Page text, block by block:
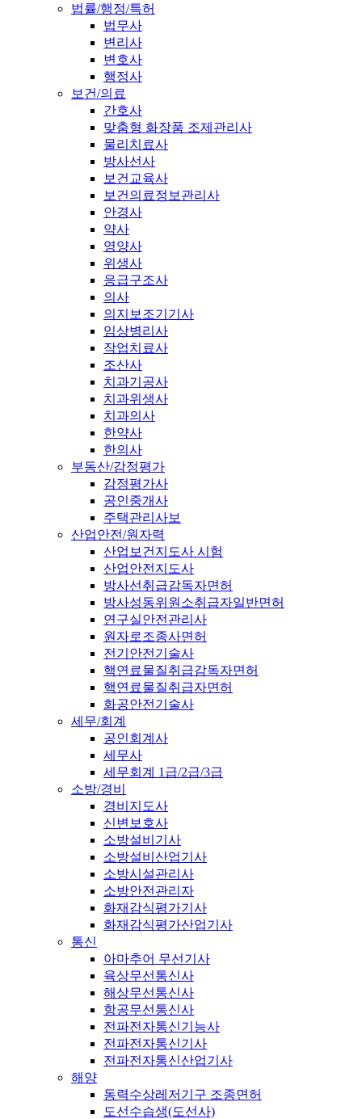
법률/행정/특허
법무사
변리사
변호사
행정사
보건/의료
간호사
맞춤형 화장품 조제관리사
물리치료사
방사선사
보건교육사
보건의료정보관리사
안경사
약사
영양사
위생사
응급구조사
의사
의지보조기기사
임상병리사
작업치료사
조산사
치과기공사
치과위생사
치과의사
한약사
한의사
부동산/감정평가
감정평가사
공인중개사
주택관리사보
산업안전/원자력
산업보건지도사 시험
산업안전지도사
방사선취급감독자면허
방사성동위원소취급자일반면허
연구실안전관리사
원자로조종사면허
전기안전기술사
핵연료물질취급감독자면허
핵연료물질취급자면허
화공안전기술사
세무/회계
공인회계사
세무사
세무회계 1급/2급/3급
소방/경비
경비지도사
신변보호사
소방설비기사
소방설비산업기사
소방시설관리사
소방안전관리자
화재감식평가기사
화재감식평가산업기사
통신
아마추어 무선기사
육상무선통신사
해상무선통신사
항공무선통신사
전파전자통신기능사
전파전자통신기사
전파전자통신산업기사
해양
동력수상레저기구 조종면허
도선수습생(도선사)